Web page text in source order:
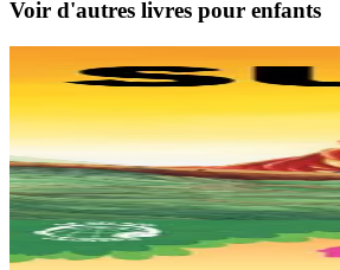
Voir d'autres livres pour enfants
Sunakay
La mer est devenue une immense
En stock25,00 €
3 ans et plus
TES